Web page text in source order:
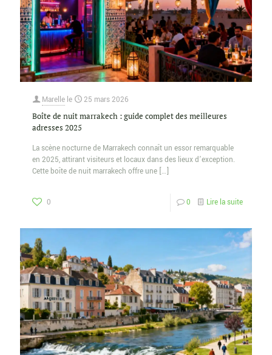
Marelle le 25 mars 2026
Boîte de nuit marrakech : guide complet des meilleures
adresses 2025
La scène nocturne de Marrakech connaît un essor remarquable
en 2025, attirant visiteurs et locaux dans des lieux d’exception.
Cette boîte de nuit marrakech offre une […]
0 0 Lire la suite